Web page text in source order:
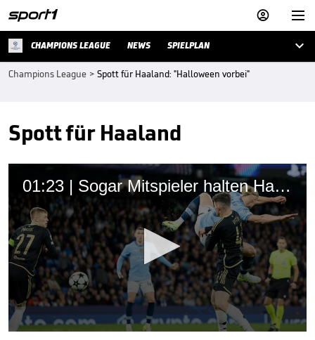


CHAMPIONS LEAGUE NEWS SPIELPLAN 
Champions League > Spott für Haaland: "Halloween vorbei"
Spott für Haaland
01:23 | Sogar Mitspieler halten Haaland für einen Freak